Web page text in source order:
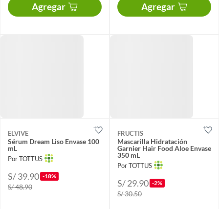
Agregar Agregar
ELVIVE
Sérum Dream Liso Envase 100
mL
Por TOTTUS
S/ 39.90 -18%
S/ 48.90
FRUCTIS
Mascarilla Hidratación
Garnier Hair Food Aloe Envase
350 mL
Por TOTTUS
S/ 29.90 -2%
S/ 30.50